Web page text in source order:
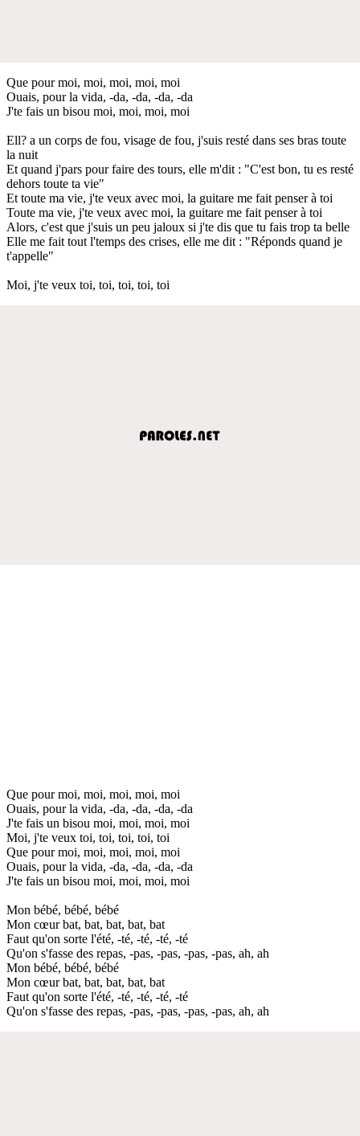
Que pour moi, moi, moi, moi, moi
Ouais, pour la vida, -da, -da, -da, -da
J'te fais un bisou moi, moi, moi, moi
Ell? a un corps de fou, visage de fou, j'suis resté dans ses bras toute
la nuit
Et quand j'pars pour faire des tours, elle m'dit : "C'est bon, tu es resté
dehors toute ta vie"
Et toute ma vie, j'te veux avec moi, la guitare me fait penser à toi
Toute ma vie, j'te veux avec moi, la guitare me fait penser à toi
Alors, c'est que j'suis un peu jaloux si j'te dis que tu fais trop ta belle
Elle me fait tout l'temps des crises, elle me dit : "Réponds quand je
t'appelle"
Moi, j'te veux toi, toi, toi, toi, toi
Que pour moi, moi, moi, moi, moi
Ouais, pour la vida, -da, -da, -da, -da
J'te fais un bisou moi, moi, moi, moi
Moi, j'te veux toi, toi, toi, toi, toi
Que pour moi, moi, moi, moi, moi
Ouais, pour la vida, -da, -da, -da, -da
J'te fais un bisou moi, moi, moi, moi
Mon bébé, bébé, bébé
Mon cœur bat, bat, bat, bat, bat
Faut qu'on sorte l'été, -té, -té, -té, -té
Qu'on s'fasse des repas, -pas, -pas, -pas, -pas, ah, ah
Mon bébé, bébé, bébé
Mon cœur bat, bat, bat, bat, bat
Faut qu'on sorte l'été, -té, -té, -té, -té
Qu'on s'fasse des repas, -pas, -pas, -pas, -pas, ah, ah